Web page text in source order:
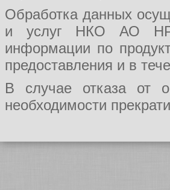
Обработка данных
и услуг НКО АО НРД,
информации по
предоставления и в
В случае отказа от
необходимости